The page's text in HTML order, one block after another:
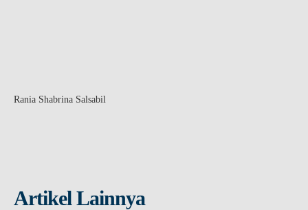
Rania Shabrina Salsabil
Artikel Lainnya